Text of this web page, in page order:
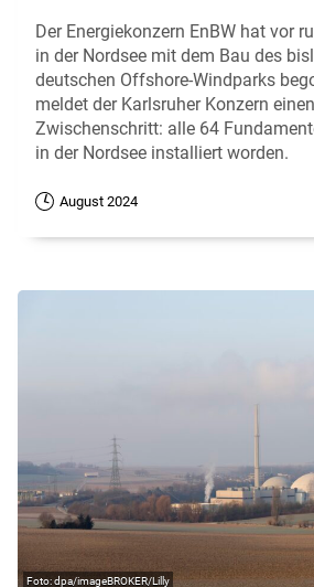
Der Energiekonzern EnBW hat vor
in der Nordsee mit dem Bau des
deutschen Offshore-Windparks
meldet der Karlsruher Konzern
Zwischenschritt: alle 64
in der Nordsee installiert worden.
August 2024
dpa/imageBROKER/Lilly